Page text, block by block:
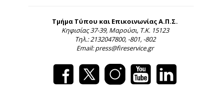
Τμήμα Τύπου και Επικοινωνίας Α.Π.Σ.
Κηφισίας 37-39, Μαρούσι, Τ.Κ. 15123
Τηλ.: 2132047800, -801, -802
Email: press@fireservice.gr